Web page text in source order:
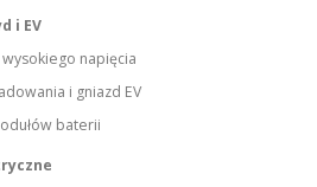
i EV
napięcia
i gniazd EV
baterii